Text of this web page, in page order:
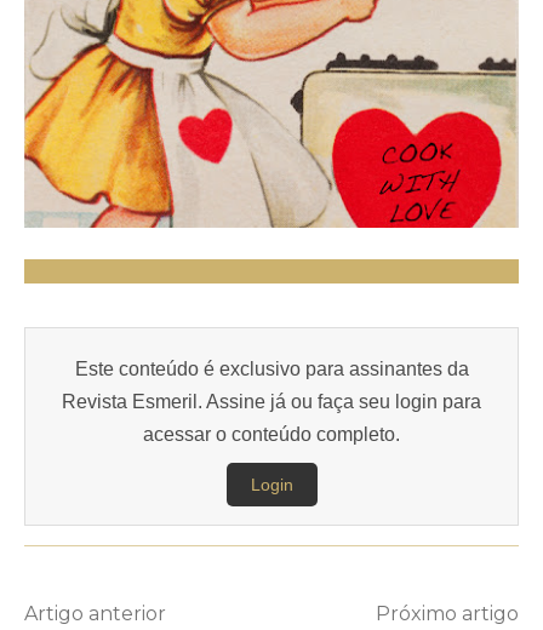
Este conteúdo é exclusivo para assinantes da
Revista Esmeril. Assine já ou faça seu login para
acessar o conteúdo completo.
Login
Artigo anterior Próximo artigo